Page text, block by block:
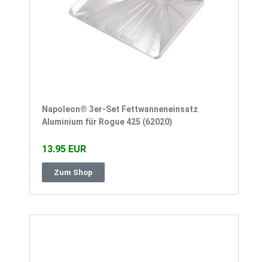
Napoleon® 3er-Set Fettwanneneinsatz
Aluminium für Rogue 425 (62020)
13.95 EUR
Zum Shop